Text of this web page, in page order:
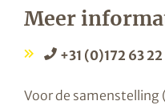
Meer
+31 (0)172 63 22
Voor de samenstelling